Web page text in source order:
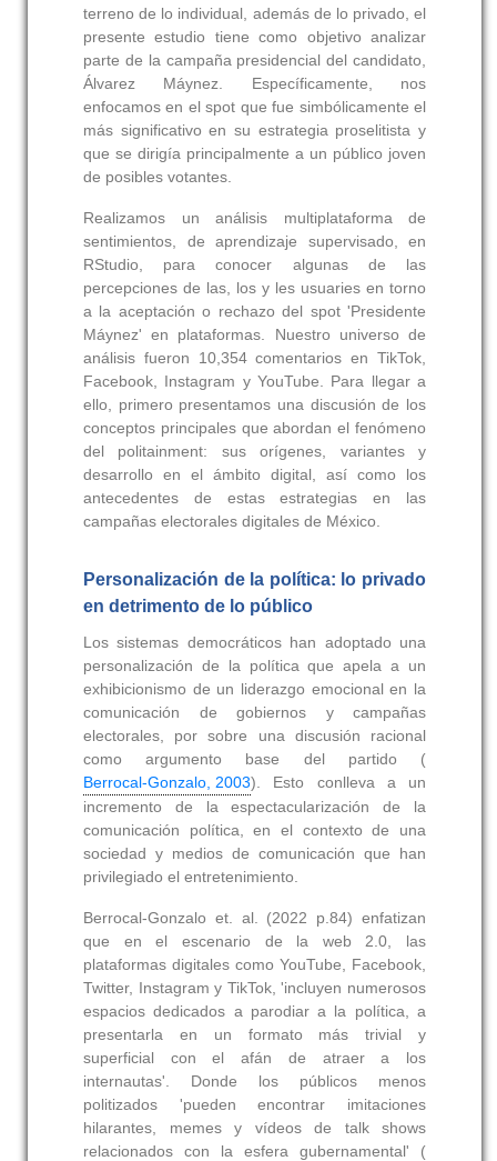
terreno de lo individual, además de lo privado, el
presente estudio tiene como objetivo analizar
parte de la campaña presidencial del candidato,
Álvarez Máynez. Específicamente, nos
enfocamos en el spot que fue simbólicamente el
más significativo en su estrategia proselitista y
que se dirigía principalmente a un público joven
de posibles votantes.
Realizamos un análisis multiplataforma de
sentimientos, de aprendizaje supervisado, en
RStudio, para conocer algunas de las
percepciones de las, los y les usuaries en torno
a la aceptación o rechazo del spot 'Presidente
Máynez' en plataformas. Nuestro universo de
análisis fueron 10,354 comentarios en TikTok,
Facebook, Instagram y YouTube. Para llegar a
ello, primero presentamos una discusión de los
conceptos principales que abordan el fenómeno
del politainment: sus orígenes, variantes y
desarrollo en el ámbito digital, así como los
antecedentes de estas estrategias en las
campañas electorales digitales de México.
Personalización de la política: lo privado
en detrimento de lo público
Los sistemas democráticos han adoptado una
personalización de la política que apela a un
exhibicionismo de un liderazgo emocional en la
comunicación de gobiernos y campañas
electorales, por sobre una discusión racional
como argumento base del partido (
Berrocal-Gonzalo, 2003). Esto conlleva a un
incremento de la espectacularización de la
comunicación política, en el contexto de una
sociedad y medios de comunicación que han
privilegiado el entretenimiento.
Berrocal-Gonzalo et. al. (2022 p.84) enfatizan
que en el escenario de la web 2.0, las
plataformas digitales como YouTube, Facebook,
Twitter, Instagram y TikTok, 'incluyen numerosos
espacios dedicados a parodiar a la política, a
presentarla en un formato más trivial y
superficial con el afán de atraer a los
internautas'. Donde los públicos menos
politizados 'pueden encontrar imitaciones
hilarantes, memes y vídeos de talk shows
relacionados con la esfera gubernamental' (